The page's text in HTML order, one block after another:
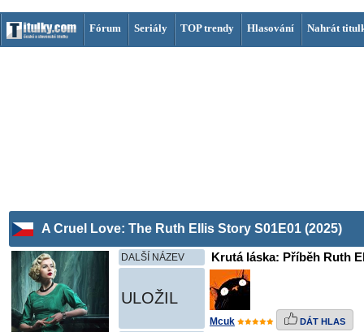
Fórum Seriály TOP trendy Hlasování Nahrát
A Cruel Love: The Ruth Ellis Story S01E01 (2025)
DALŠÍ NÁZEV Krutá láska: Příběh Ruth
ULOŽIL
Mcuk DÁT HLAS